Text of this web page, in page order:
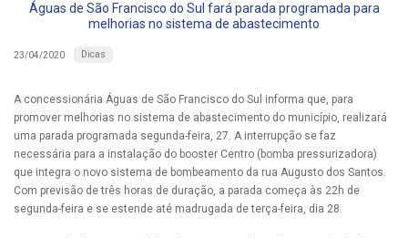
Águas de São Francisco do Sul fará parada programada para
melhorias no sistema de abastecimento
23/04/2020 Dicas
A concessionária Águas de São Francisco do Sul informa que, para
promover melhorias no sistema de abastecimento do município, realizará
uma parada programada segunda-feira, 27. A interrupção se faz
necessária para a instalação do booster Centro (bomba pressurizadora)
que integra o novo sistema de bombeamento da rua Augusto dos Santos.
Com previsão de três horas de duração, a parada começa às 22h de
segunda-feira e se estende até madrugada de terça-feira, dia 28.